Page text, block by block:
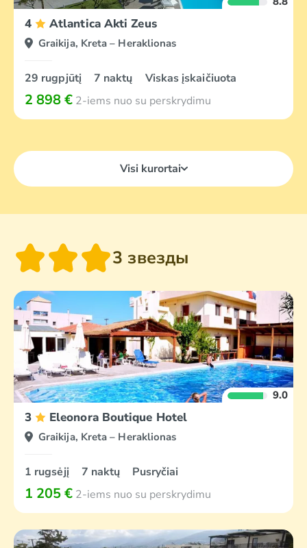
4 Atlantica Akti Zeus
Graikija, Kreta – Heraklionas
29 rugpjūtį 7 naktų Viskas įskaičiuota
2 898 € 2-iems nuo su perskrydimu
Visi kurortai
3 звезды
9.0
3 Eleonora Boutique Hotel
Graikija, Kreta – Heraklionas
1 rugsėjį 7 naktų Pusryčiai
1 205 € 2-iems nuo su perskrydimu